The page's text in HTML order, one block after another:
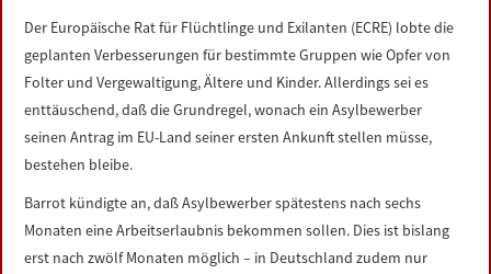
Der Europäische Rat für Flüchtlinge und Exilanten (ECRE) lobte die
geplanten Verbesserungen für bestimmte Gruppen wie Opfer von
Folter und Vergewaltigung, Ältere und Kinder. Allerdings sei es
enttäuschend, daß die Grundregel, wonach ein Asylbewerber
seinen Antrag im EU-Land seiner ersten Ankunft stellen müsse,
bestehen bleibe.
Barrot kündigte an, daß Asylbewerber spätestens nach sechs
Monaten eine Arbeitserlaubnis bekommen sollen. Dies ist bislang
erst nach zwölf Monaten möglich – in Deutschland zudem nur